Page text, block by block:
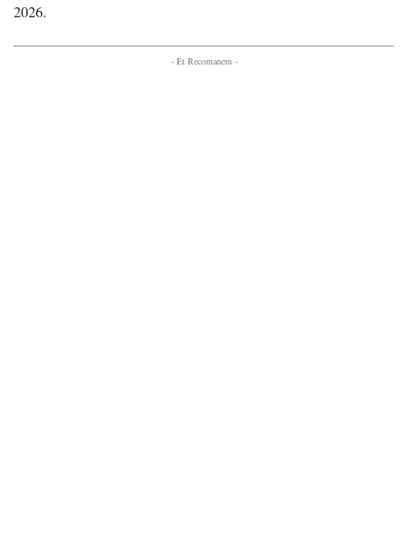
2026.
- Et Recomanem -